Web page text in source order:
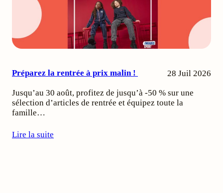
Préparez la rentrée à prix malin ! 28 Juil 2026
Jusqu’au 30 août, profitez de jusqu’à -50 % sur une
sélection d’articles de rentrée et équipez toute la
famille…
Lire la suite